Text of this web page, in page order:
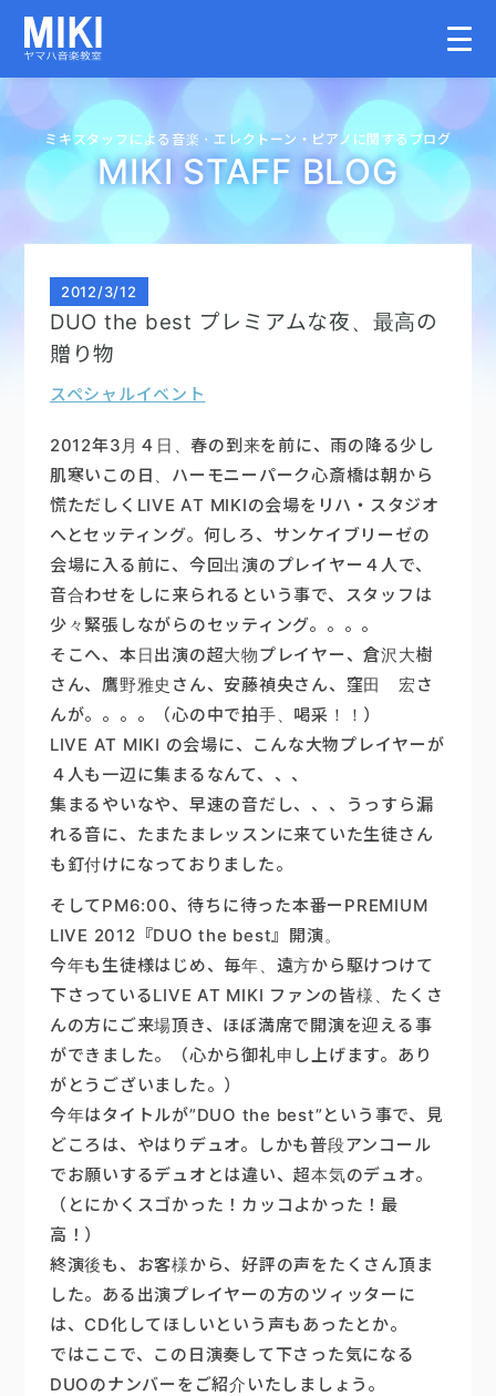
HOME
講師募集情報
イベント情報
楽器販売
ミキスタッフによる音楽・エレクトーン・ ピアノに関するブログ
MIKI STAFF BLOG
2012/3/12
DUO the best プレミアムな夜、最高の
贈り物
スペシャルイベント
2012年3月４日、春の到来を前に、雨の降る少し
肌寒いこの日、ハーモニーパーク心斎橋は朝から
慌ただしくLIVE AT MIKIの会場をリハ・スタジオ
へとセッティング。何しろ、サンケイブリーゼの
会場に入る前に、今回出演のプレイヤー４人で、
音合わせをしに来られるという事で、スタッフは
少々緊張しながらのセッティング。。。。
そこへ、本日出演の超大物プレイヤー、倉沢大樹
さん、鷹野雅史さん、安藤禎央さん、窪田 宏さ
んが。。。。（心の中で拍手、喝采！！）
LIVE AT MIKI の会場に、こんな大物プレイヤーが
４人も一辺に集まるなんて、、、
集まるやいなや、早速の音だし、、、うっすら漏
れる音に、たまたまレッスンに来ていた生徒さん
も釘付けになっておりました。
そしてPM6:00、待ちに待った本番ーPREMIUM
LIVE 2012『DUO the best』開演。
今年も生徒様はじめ、毎年、遠方から駆けつけて
下さっているLIVE AT MIKI ファンの皆様、たくさ
んの方にご来場頂き、ほぼ満席で開演を迎える事
ができました。（心から御礼申し上げます。あり
がとうございました。）
今年はタイトルが”DUO the best”という事で、見
どころは、やはりデュオ。しかも普段アンコール
でお願いするデュオとは違い、超本気のデュオ。
（とにかくスゴかった！カッコよかった！最
高！）
終演後も、お客様から、好評の声をたくさん頂ま
した。ある出演プレイヤーの方のツィッターに
は、CD化してほしいという声もあったとか。
ではここで、この日演奏して下さった気になる
DUOのナンバーをご紹介いたしましょう。